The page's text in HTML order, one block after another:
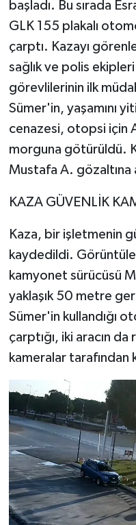
başladı. Bu sırada
GLK 155 plakalı
çarptı. Kazayı
sağlık ve polis
görevlilerinin ilk
Sümer'in, yaşamını
cenazesi, otopsi için
morguna götürüldü.
Mustafa A. gözaltına
KAZA GÜVENLİK
Kaza, bir işletmenin
kaydedildi.
kamyonet sürücüsü
yaklaşık 50 metre
Sümer'in kullandığı
çarptığı, iki aracın
kameralar